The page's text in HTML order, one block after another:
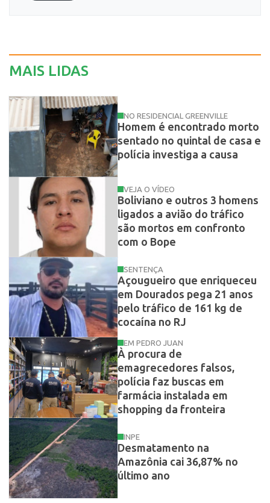
MAIS LIDAS
NO RESIDENCIAL GREENVILLE
Homem é encontrado morto
sentado no quintal de casa e
polícia investiga a causa
VEJA O VÍDEO
Boliviano e outros 3 homens
ligados a avião do tráfico
são mortos em confronto
com o Bope
SENTENÇA
Açougueiro que enriqueceu
em Dourados pega 21 anos
pelo tráfico de 161 kg de
cocaína no RJ
EM PEDRO JUAN
À procura de
emagrecedores falsos,
polícia faz buscas em
farmácia instalada em
shopping da fronteira
INPE
Desmatamento na
Amazônia cai 36,87% no
último ano